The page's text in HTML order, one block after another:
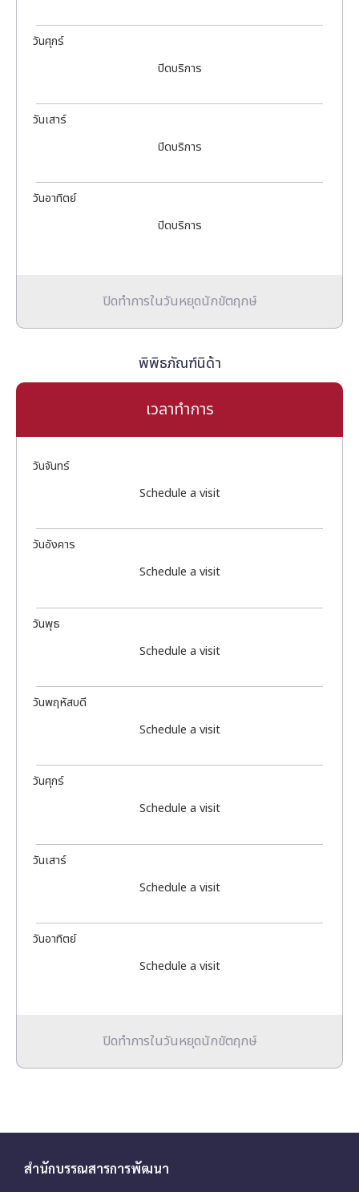
วันศุกร์
ปิดบริการ
วันเสาร์
ปิดบริการ
วันอาทิตย์
ปิดบริการ
ปิดทำการในวันหยุดนักขัตฤกษ์
พิพิธภัณฑ์นิด้า
เวลาทำการ
วันจันทร์
Schedule a visit
วันอังคาร
Schedule a visit
วันพุธ
Schedule a visit
วันพฤหัสบดี
Schedule a visit
วันศุกร์
Schedule a visit
วันเสาร์
Schedule a visit
วันอาทิตย์
Schedule a visit
ปิดทำการในวันหยุดนักขัตฤกษ์
สำนักบรรณสารการพัฒนา